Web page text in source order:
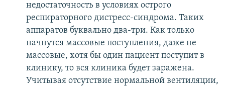
недостаточность в условиях острого
респираторного дистресс-синдрома. Таких
аппаратов буквально два-три. Как только
начнутся массовые поступления, даже не
массовые, хотя бы один пациент поступит в
клинику, то вся клиника будет заражена.
Учитывая отсутствие нормальной вентиляции,